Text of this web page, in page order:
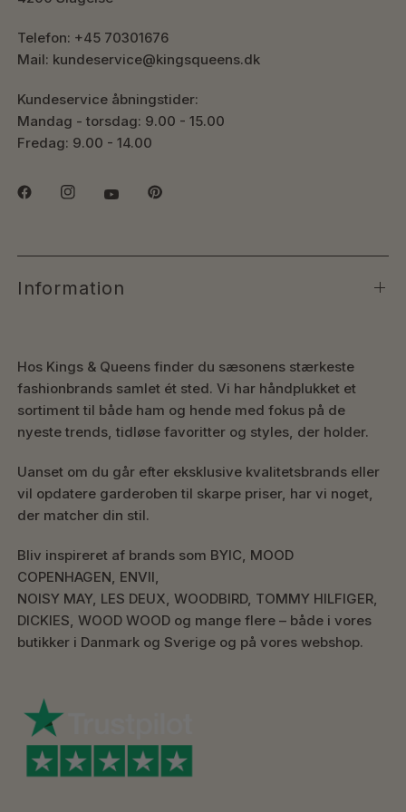
Telefon: +45 70301676
Mail: kundeservice@kingsqueens.dk
Kundeservice åbningstider:
Mandag - torsdag: 9.00 - 15.00
Fredag: 9.00 - 14.00
Information
Hos Kings & Queens finder du sæsonens stærkeste
fashionbrands samlet ét sted. Vi har håndplukket et
sortiment til både ham og hende med fokus på de
nyeste trends, tidløse favoritter og styles, der holder.
Uanset om du går efter eksklusive kvalitetsbrands eller
vil opdatere garderoben til skarpe priser, har vi noget,
der matcher din stil.
Bliv inspireret af brands som BYIC, MOOD
COPENHAGEN, ENVII,
NOISY MAY, LES DEUX, WOODBIRD, TOMMY HILFIGER,
DICKIES, WOOD WOOD og mange flere – både i vores
butikker i Danmark og Sverige og på vores webshop.